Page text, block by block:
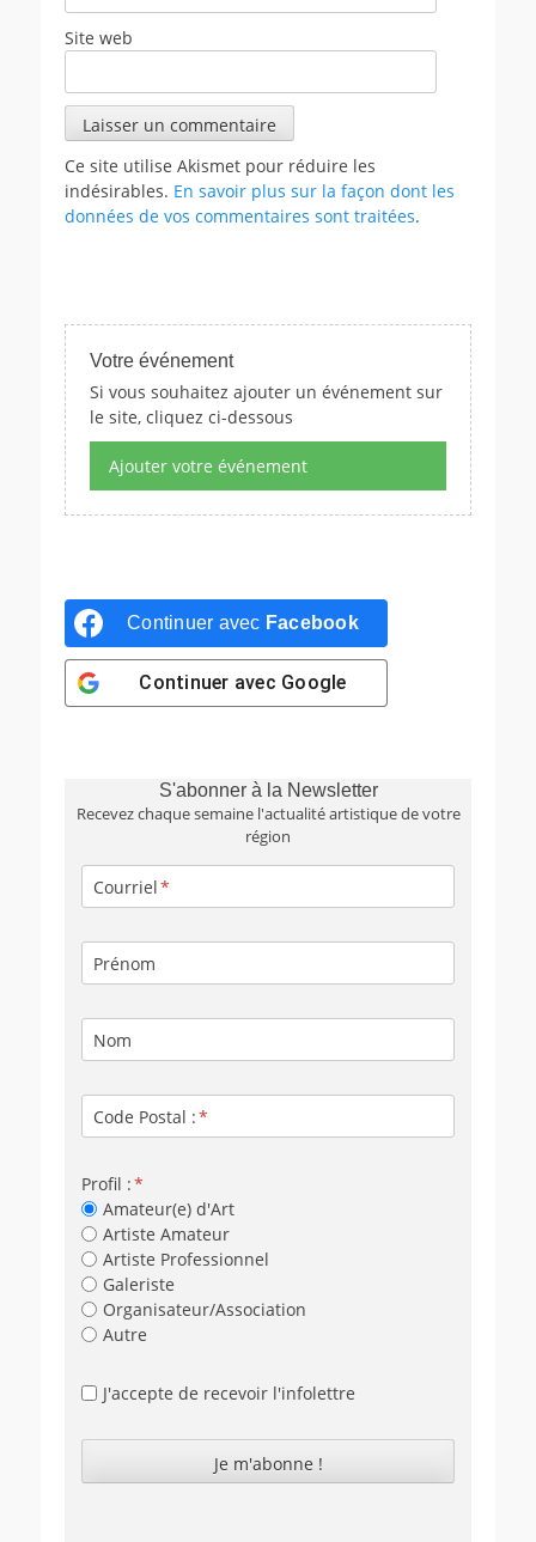
Site web
Ce site utilise Akismet pour réduire les
indésirables. En savoir plus sur la façon dont les
données de vos commentaires sont traitées.
Votre événement
Si vous souhaitez ajouter un événement sur
le site, cliquez ci-dessous
Ajouter votre événement
Continuer avec Facebook
Continuer avec Google
S'abonner à la Newsletter
Recevez chaque semaine l'actualité artistique de votre
région
Courriel
Prénom
Nom
Code Postal :
Profil :
Amateur(e) d'Art
Artiste Amateur
Artiste Professionnel
Galeriste
Organisateur/Association
Autre
J'accepte de recevoir l'infolettre